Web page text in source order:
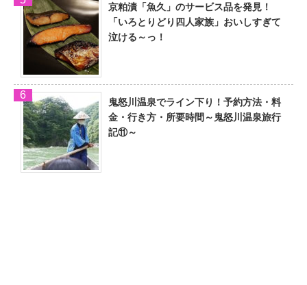
京粕漬「魚久」のサービス品を発見！
「いろとりどり四人家族」おいしすぎて
泣ける～っ！
鬼怒川温泉でライン下り！予約方法・料
金・行き方・所要時間～鬼怒川温泉旅行
記⑪～